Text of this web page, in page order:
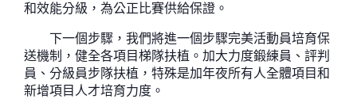
和效能分級，為公正比賽供給保證。
下一個步驟，我們將進一個步驟完美活動員培育保
送機制，健全各項目梯隊扶植。加大力度鍛練員、評判
員、分級員步隊扶植，特殊是加年夜所有人全體項目和
新增項目人才培育力度。